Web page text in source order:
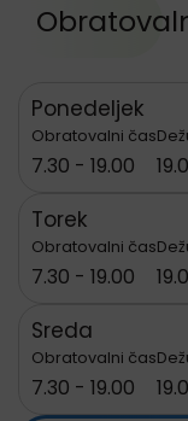
Ponedeljek
Obratovalni čas
7.30 - 19.00
Torek
Obratovalni čas
7.30 - 19.00
Sreda
Obratovalni čas
7.30 - 19.00